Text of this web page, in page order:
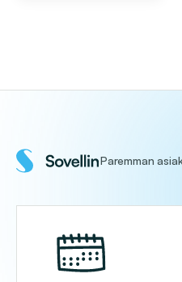
Paremman